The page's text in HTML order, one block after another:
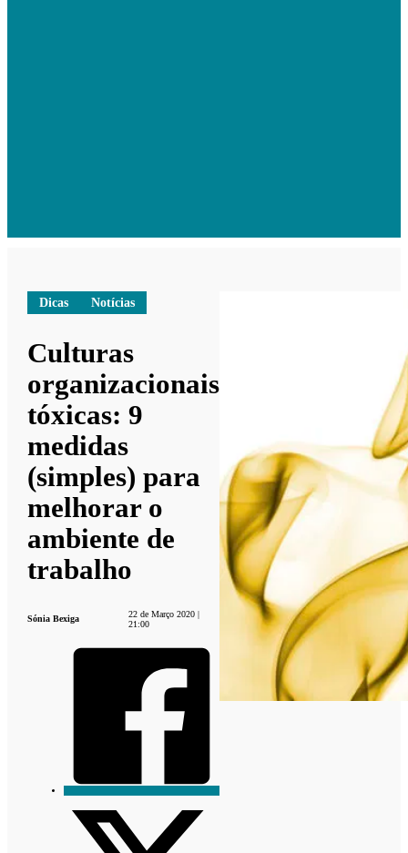
Dicas Notícias
Culturas
organizacionais
tóxicas: 9
medidas
(simples) para
melhorar o
ambiente de
trabalho
Sónia Bexiga
22 de Março 2020 |
21:00